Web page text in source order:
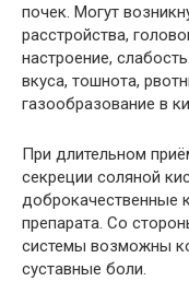
почек. Могут
расстройства,
настроение,
вкуса, тошнота,
газообразование в
При длительном
секреции соляной
доброкачественные
препарата. Со
системы возможны
суставные боли.